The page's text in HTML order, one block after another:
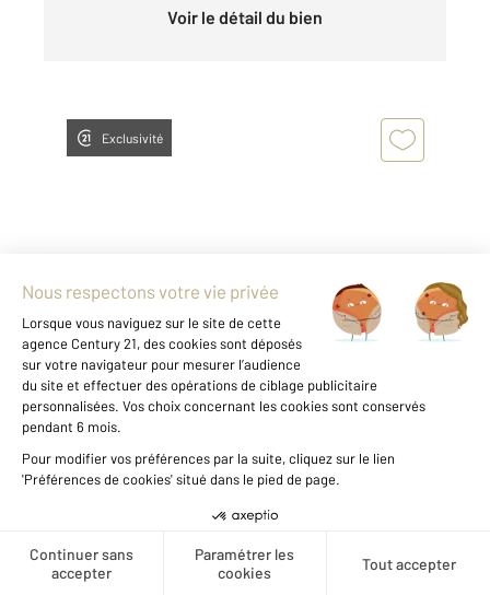
Créer une alerte
Voir le détail du bien
Exclusivité
BRIE COMTE ROBERT 77
60,76 m2, 3 pièces
Ref : 24759
Appartement F3 à vendre
212 000 €
Magnifique appartement dans une résidence
de standing. Situé dans la très cotée